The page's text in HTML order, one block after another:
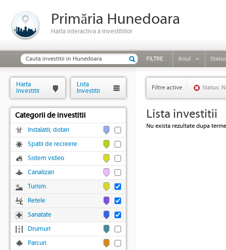
Primăria Hunedoara
Harta interactiva a investitiilor
FILTRE Anul Status
Filtre active Status:
Lista investitii
Nu exista rezultate dupa
Harta
Investitii
Lista
Investitii
Categorii de investitii
Instalatii, dotari
Spatii de recreere
Sistem video
Canalizari
Turism
Retele
Sanatate
Drumuri
Parcuri